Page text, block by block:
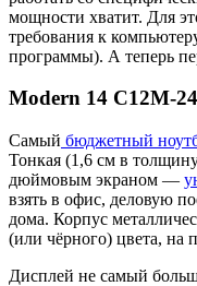
мощности хватит. Для
требования к
программы). А теперь
Modern 14 C12M-
Самый бюджетный
Тонкая (1,6 см в
дюймовым экраном —
взять в офис, деловую
дома. Корпус
(или чёрного) цвета, на
Дисплей не самый